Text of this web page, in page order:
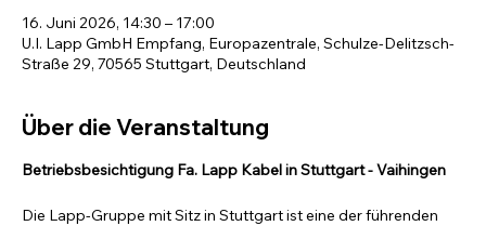
16. Juni 2026, 14:30 – 17:00
U.I. Lapp GmbH Empfang, Europazentrale, Schulze-Delitzsch-
Straße 29, 70565 Stuttgart, Deutschland
Über die Veranstaltung
Betriebsbesichtigung Fa. Lapp Kabel in Stuttgart - Vaihingen
Die Lapp-Gruppe mit Sitz in Stuttgart ist eine der führenden